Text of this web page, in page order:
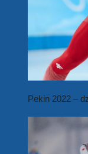
Pekin 2022 –